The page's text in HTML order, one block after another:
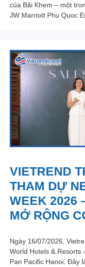
của Bãi Khem – một
JW Marriott Phu Quoc
VIETREND
THAM DỰ
WEEK 2026
MỞ RỘNG
Ngày 16/07/2026,
World Hotels & Resorts
Pan Pacific Hanoi. Đây